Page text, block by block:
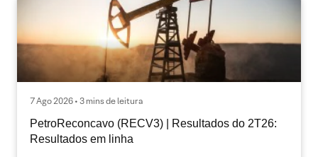
7 Ago 2026 • 3 mins de leitura
PetroReconcavo (RECV3) | Resultados do 2T26:
Resultados em linha